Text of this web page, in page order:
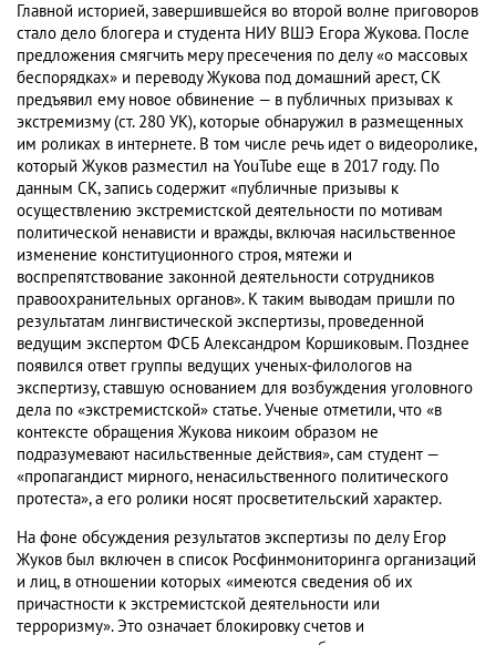
Главной историей, завершившейся во второй волне приговоров
стало дело блогера и студента НИУ ВШЭ Егора Жукова. После
предложения смягчить меру пресечения по делу «о массовых
беспорядках» и переводу Жукова под домашний арест, СК
предъявил ему новое обвинение — в публичных призывах к
экстремизму (ст. 280 УК), которые обнаружил в размещенных
им роликах в интернете. В том числе речь идет о видеоролике,
который Жуков разместил на YouTube еще в 2017 году. По
данным СК, запись содержит «публичные призывы к
осуществлению экстремистской деятельности по мотивам
политической ненависти и вражды, включая насильственное
изменение конституционного строя, мятежи и
воспрепятствование законной деятельности сотрудников
правоохранительных органов». К таким выводам пришли по
результатам лингвистической экспертизы, проведенной
ведущим экспертом ФСБ Александром Коршиковым. Позднее
появился ответ группы ведущих ученых-филологов на
экспертизу, ставшую основанием для возбуждения уголовного
дела по «экстремистской» статье. Ученые отметили, что «в
контексте обращения Жукова никоим образом не
подразумевают насильственные действия», сам студент —
«пропагандист мирного, ненасильственного политического
протеста», а его ролики носят просветительский характер.
На фоне обсуждения результатов экспертизы по делу Егор
Жуков был включен в список Росфинмониторинга организаций
и лиц, в отношении которых «имеются сведения об их
причастности к экстремистской деятельности или
терроризму». Это означает блокировку счетов и